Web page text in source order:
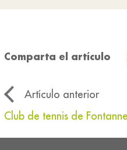
Comparta el artículo
Artículo anterior
Club de tennis de